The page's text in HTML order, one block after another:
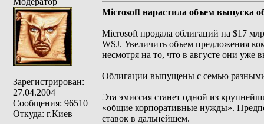
Зарегистрирован:
27.04.2004
Сообщения: 96510
Откуда: г.Киев
Microsoft нарастила объем выпуска
Microsoft продала облигаций на $17
WSJ. Увеличить объем предложения
несмотря на то, что в августе они
Облигации выпущены с семью
Эта эмиссия станет одной из
«общие корпоративные нужды».
ставок в дальнейшем.